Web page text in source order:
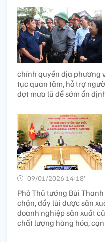
chính quyền địa phương
tục quan tâm, hỗ trợ
đợt mưa lũ để sớm ổn
09/01/2026 14:18’
Phó Thủ tướng Bùi
chặn, đẩy lùi được sản
doanh nghiệp sản xuất
chất lượng hàng hóa,